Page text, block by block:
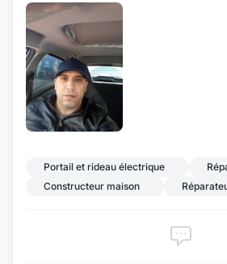
Portail et rideau électrique
Constructeur maison